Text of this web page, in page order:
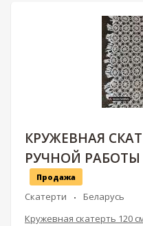
КРУЖЕВНАЯ
РУЧНОЙ РАБОТЫ
Продажа
Скатерти
Беларусь
Кружевная скатерть 120